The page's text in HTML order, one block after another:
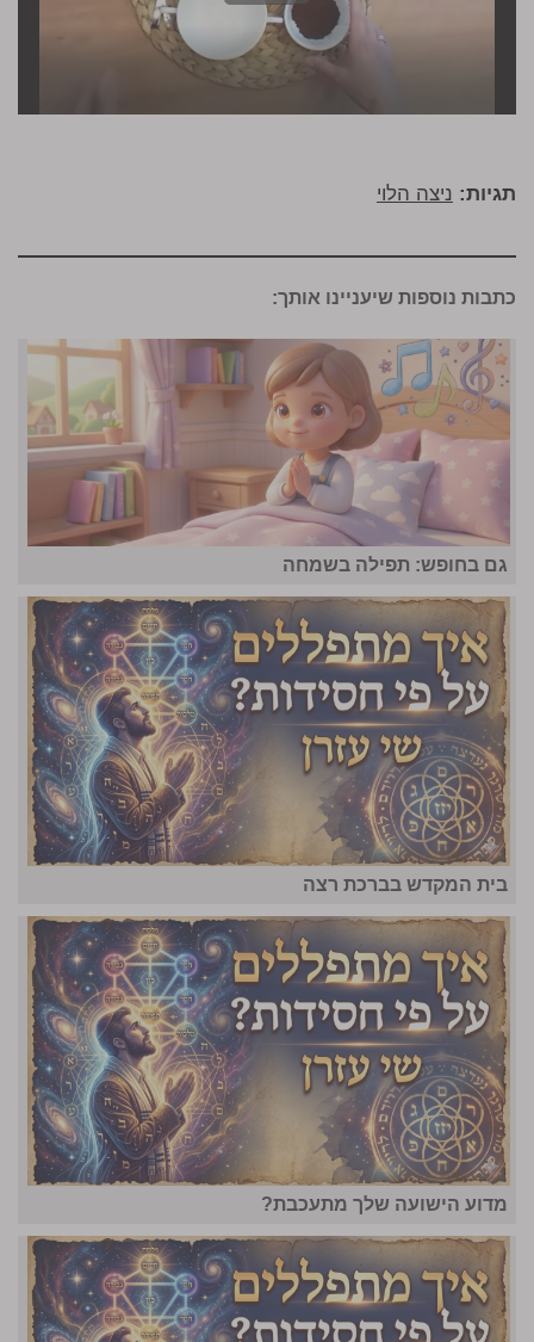
תגיות: ניצה הלוי
כתבות נוספות שיעניינו אותך:
גם בחופש: תפילה בשמחה
בית המקדש בברכת רצה
מדוע הישועה שלך מתעכבת?